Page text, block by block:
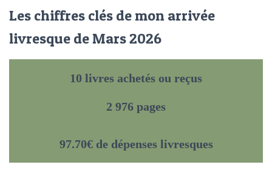
Les chiffres clés de mon arrivée
livresque de Mars 2026
10 livres achetés ou reçus
2 976 pages
97.70€ de dépenses livresques